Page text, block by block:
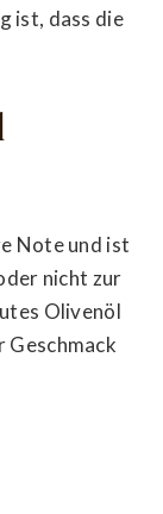
ist, dass die
Note und ist
nicht zur
Olivenöl
Geschmack